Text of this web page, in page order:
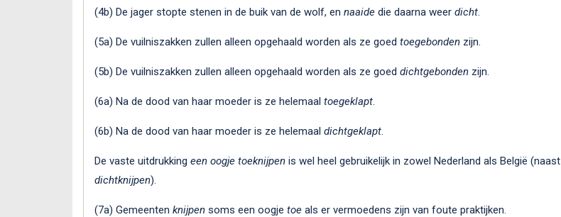
(4b) De jager stopte stenen in de buik van de wolf, en naaide die daarna weer dicht.
(5a) De vuilniszakken zullen alleen opgehaald worden als ze goed toegebonden zijn.
(5b) De vuilniszakken zullen alleen opgehaald worden als ze goed dichtgebonden zijn.
(6a) Na de dood van haar moeder is ze helemaal toegeklapt.
(6b) Na de dood van haar moeder is ze helemaal dichtgeklapt.
De vaste uitdrukking een oogje toeknijpen is wel heel gebruikelijk in zowel Nederland als België (naast
dichtknijpen).
(7a) Gemeenten knijpen soms een oogje toe als er vermoedens zijn van foute praktijken.